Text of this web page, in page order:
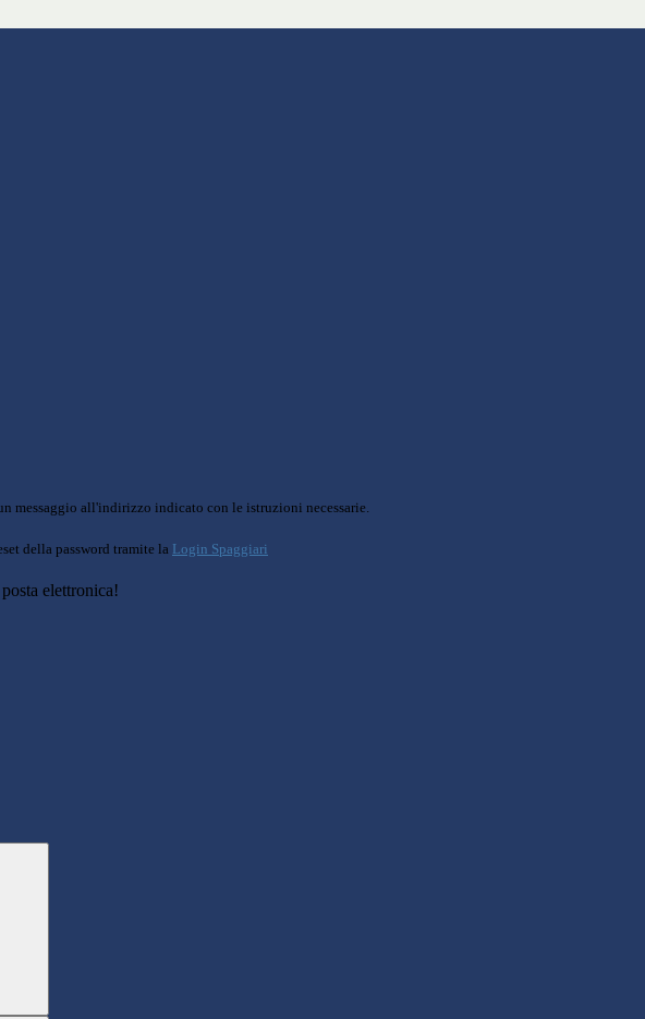
messaggio all'indirizzo indicato con le istruzioni necessarie.
della password tramite la Login Spaggiari
elettronica!